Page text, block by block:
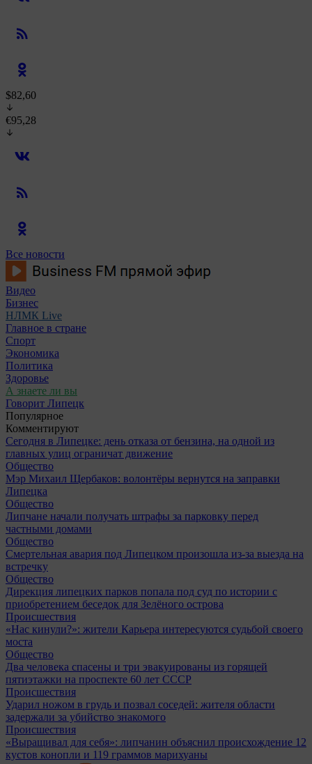
$82,60
€95,28
Все новости
Видео
Бизнес
НЛМК Live
Главное в стране
Спорт
Экономика
Политика
Здоровье
А знаете ли вы
Говорит Липецк
Популярное
Комментируют
Сегодня в Липецке: день отказа от бензина, на одной из
главных улиц ограничат движение
Общество
Мэр Михаил Щербаков: волонтёры вернутся на заправки
Липецка
Общество
Липчане начали получать штрафы за парковку перед
частными домами
Общество
Смертельная авария под Липецком произошла из-за выезда на
встречку
Общество
Дирекция липецких парков попала под суд по истории с
приобретением беседок для Зелёного острова
Происшествия
«Нас кинули?»: жители Карьера интересуются судьбой своего
моста
Общество
Два человека спасены и три эвакуированы из горящей
пятиэтажки на проспекте 60 лет СССР
Происшествия
Ударил ножом в грудь и позвал соседей: жителя области
задержали за убийство знакомого
Происшествия
«Выращивал для себя»: липчанин объяснил происхождение 12
кустов конопли и 119 граммов марихуаны